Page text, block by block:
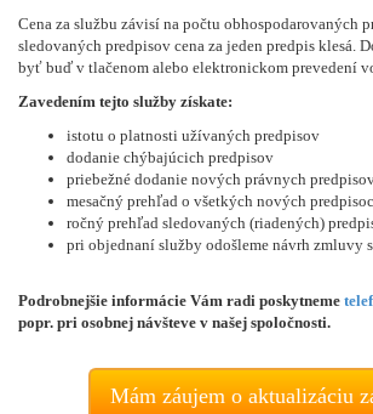
Cena za službu závisí na počtu obhospodarovaných
sledovaných predpisov cena za jeden predpis klesá.
byť buď v tlačenom alebo elektronickom prevedení
Zavedením tejto služby získate:
istotu o platnosti užívaných predpisov
dodanie chýbajúcich predpisov
priebežné dodanie nových právnych
mesačný prehľad o všetkých nových
ročný prehľad sledovaných (riadených)
pri objednaní služby odošleme návrh zmluvy
Podrobnejšie informácie Vám radi poskytneme
popr. pri osobnej návšteve v našej spoločnosti.
Mám záujem o aktualizáciu